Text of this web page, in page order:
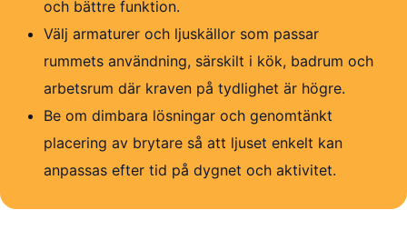
och bättre funktion.
Välj armaturer och ljuskällor som passar
rummets användning, särskilt i kök, badrum och
arbetsrum där kraven på tydlighet är högre.
Be om dimbara lösningar och genomtänkt
placering av brytare så att ljuset enkelt kan
anpassas efter tid på dygnet och aktivitet.